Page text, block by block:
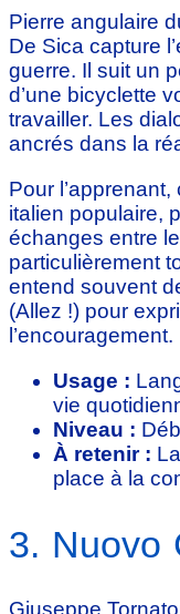
Pierre angulaire
De Sica capture
guerre. Il suit un
d’une bicyclette
travailler. Les
ancrés dans la
Pour l’apprenant,
italien populaire,
échanges entre
particulièrement
entend souvent
(Allez !) pour
l’encouragement.
Usage :
vie
Niveau :
À retenir :
place à la
3. Nuovo